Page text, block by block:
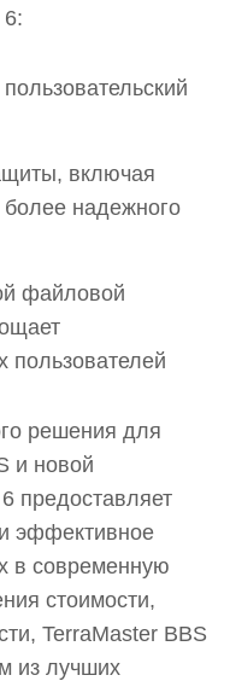
включая
надежного
файловой
пользователей
решения для
и новой
предоставляет
эффективное
в современную
стоимости,
TerraMaster BBS
из лучших